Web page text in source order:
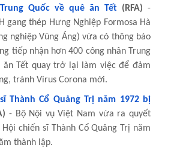
Quốc về quê ăn Tết (RFA) -
gang thép Hưng Nghiệp Formosa Hà
nghiệp Vũng Áng) vừa có thông báo
tiếp nhận hơn 400 công nhân Trung
ăn Tết quay trở lại làm việc để đảm
tránh Virus Corona mới.
Thành Cổ Quảng Trị năm 1972 bị
- Bộ Nội vụ Việt Nam vừa ra quyết
chiến sĩ Thành Cổ Quảng Trị năm
thành lập.